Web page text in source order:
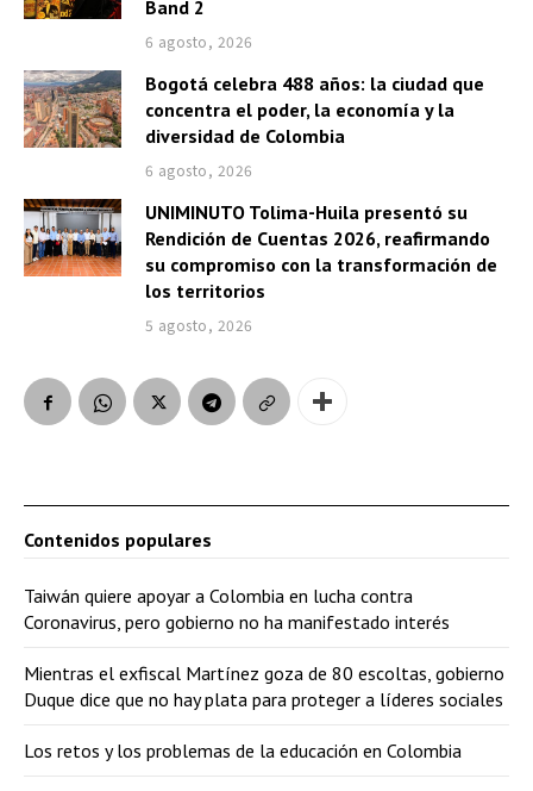
Band 2
6 agosto, 2026
Bogotá celebra 488 años: la ciudad que
concentra el poder, la economía y la
diversidad de Colombia
6 agosto, 2026
UNIMINUTO Tolima-Huila presentó su
Rendición de Cuentas 2026, reafirmando
su compromiso con la transformación de
los territorios
5 agosto, 2026
Contenidos populares
Taiwán quiere apoyar a Colombia en lucha contra
Coronavirus, pero gobierno no ha manifestado interés
Mientras el exfiscal Martínez goza de 80 escoltas, gobierno
Duque dice que no hay plata para proteger a líderes sociales
Los retos y los problemas de la educación en Colombia